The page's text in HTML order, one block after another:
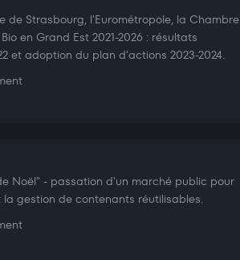
de Strasbourg, l'Eurométropole, la Chambre
en Grand Est 2021-2026 : résultats
et adoption du plan d'actions 2023-2024.
Noël" - passation d'un marché public pour
gestion de contenants réutilisables.